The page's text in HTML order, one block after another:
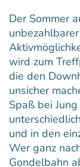
Der Sommer
wird zum
die den
unsicher
Spaß bei
und in den
Wer ganz
Gondelbahn